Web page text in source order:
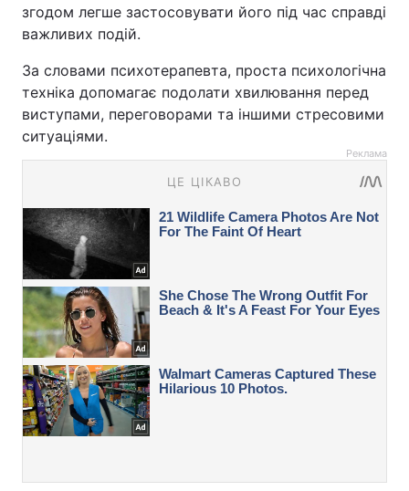
згодом легше застосовувати його під час справді
важливих подій.
За словами психотерапевта, проста психологічна
техніка допомагає подолати хвилювання перед
виступами, переговорами та іншими стресовими
ситуаціями.
Реклама